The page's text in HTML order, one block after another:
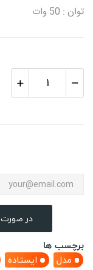
توان : 50 وات
در
برچسب ها
مدل
ایستاده